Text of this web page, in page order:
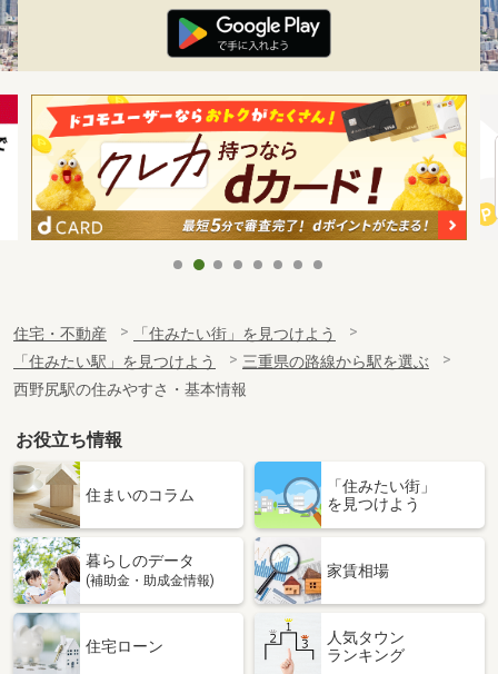
住宅・不動産
「住みたい街」を見つけよう
「住みたい駅」を見つけよう
三重県の路線から駅を選ぶ
西野尻駅の住みやすさ・基本情報
お役立ち情報
住まいのコラム
「住みたい街」
を見つけよう
暮らしのデータ
(補助金・助成金情報)
家賃相場
住宅ローン
人気タウン
ランキング